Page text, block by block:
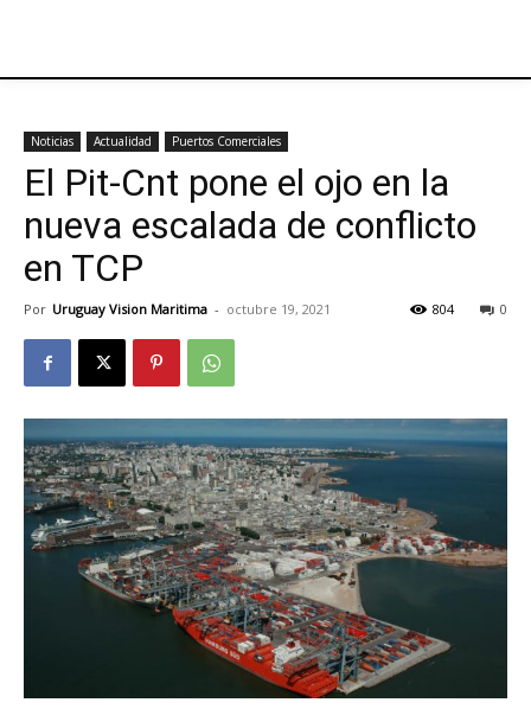
Noticias Actualidad Puertos Comerciales
El Pit-Cnt pone el ojo en la
nueva escalada de conflicto
en TCP
Por Uruguay Vision Maritima - octubre 19, 2021 0
804